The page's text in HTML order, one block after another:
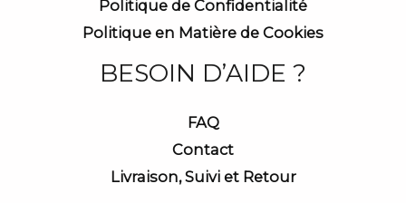
Politique de Confidentialité
Politique en Matière de Cookies
BESOIN D’AIDE ?
FAQ
Contact
Livraison, Suivi et Retour